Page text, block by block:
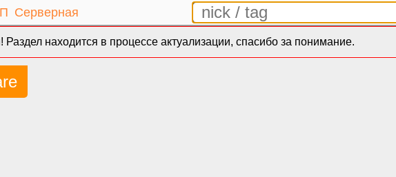
Серверная
находится в процессе актуализации, спасибо за понимание.